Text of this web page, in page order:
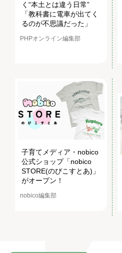
く“本土とは違う日常”
「教科書に電車が出てく
るのが不思議だった」
PHPオンライン編集部
子育てメディア・nobico
公式ショップ「nobico
STORE(のびこすとあ)」
がオープン！
nobico編集部